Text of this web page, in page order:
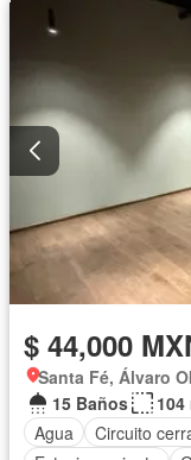
$ 44,000
Santa Fé, Álvaro
15 Baños
104
Agua
Circuito